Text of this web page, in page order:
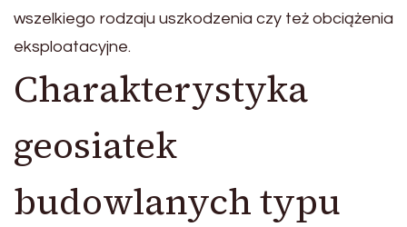
wszelkiego rodzaju uszkodzenia czy też obciążenia
eksploatacyjne.
Charakterystyka
geosiatek
budowlanych typu